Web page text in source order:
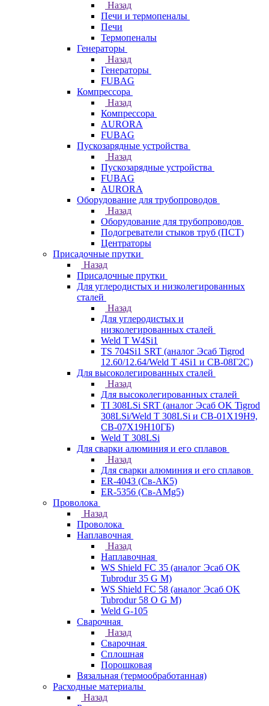
Назад
Печи и термопеналы
Печи
Термопеналы
Генераторы
Назад
Генераторы
FUBAG
Компрессора
Назад
Компрессора
AURORA
FUBAG
Пускозарядные устройства
Назад
Пускозарядные устройства
FUBAG
AURORA
Оборудование для трубопроводов
Назад
Оборудование для трубопроводов
Подогреватели стыков труб (ПСТ)
Центраторы
Присадочные прутки
Назад
Присадочные прутки
Для углеродистых и низколегированных
сталей
Назад
Для углеродистых и
низколегированных сталей
Weld T W4Si1
TS 704Si1 SRT (аналог Эсаб Tigrod
12.60/12.64/Weld T 4Si1 и СВ-08Г2С)
Для высоколегированных сталей
Назад
Для высоколегированных сталей
TI 308LSi SRT (аналог Эсаб OK Tigrod
308LSi/Weld T 308LSi и СВ-01Х19Н9,
СВ-07Х19Н10ГБ)
Weld T 308LSi
Для сварки алюминия и его сплавов
Назад
Для сварки алюминия и его сплавов
ER-4043 (Св-АК5)
ER-5356 (Св-АМg5)
Проволока
Назад
Проволока
Наплавочная
Назад
Наплавочная
WS Shield FC 35 (аналог Эсаб OK
Tubrodur 35 G M)
WS Shield FC 58 (аналог Эсаб OK
Tubrodur 58 O G M)
Weld G-105
Сварочная
Назад
Сварочная
Сплошная
Порошковая
Вязальная (термообработанная)
Расходные материалы
Назад